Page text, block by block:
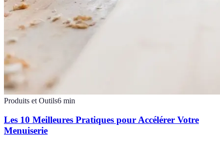
Produits et Outils6 min
Les 10 Meilleures Pratiques pour Accélérer Votre
Menuiserie